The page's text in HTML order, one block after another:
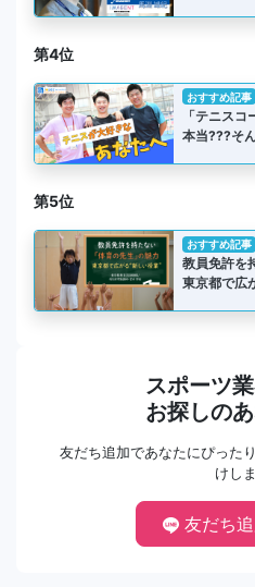
第4位
おすすめ記事
「テニス
本当???そ
第5位
おすすめ記事
教員免許を
東京都で広
スポーツ
お探しの
友だち追加であなたにぴった
けし
友だち